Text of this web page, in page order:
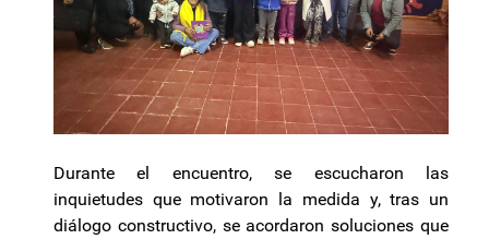
Durante el encuentro, se escucharon las
inquietudes que motivaron la medida y, tras un
diálogo constructivo, se acordaron soluciones que